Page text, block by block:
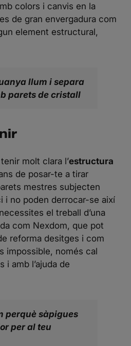
colors i canvis en la
de gran envergadura com
element estructural,
llum i separa
parets de cristall
molt clara l’estructura
de posar-te a tirar
mestres subjecten
i no poden derrocar-se així
el treball d’una
com Nexdom, que pot
reforma desitges i com
impossible, només cal
i amb l’ajuda de
perquè sàpigues
per al teu